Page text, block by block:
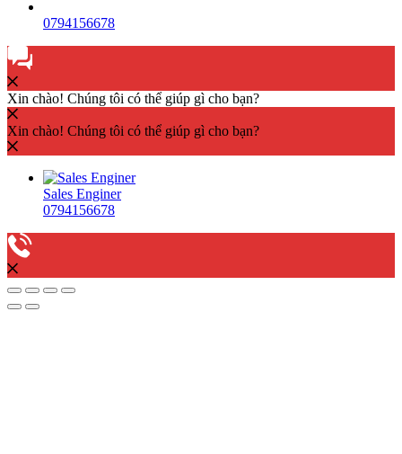
0794156678
Xin chào! Chúng tôi có thể giúp gì cho bạn?
Xin chào! Chúng tôi có thể giúp gì cho bạn?
Sales Enginer
0794156678